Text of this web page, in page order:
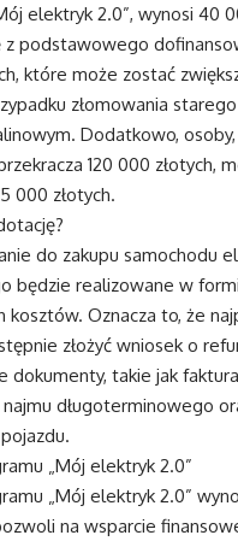
elektryk 2.0”, wynosi 40
z podstawowego
które może zostać
złomowania
Dodatkowo,
120 000 złotych,
000 złotych.
do zakupu samochodu
będzie realizowane w
kosztów. Oznacza to, że
złożyć wniosek o
dokumenty, takie jak
długoterminowego
„Mój elektryk 2.0”
„Mój elektryk 2.0”
na wsparcie